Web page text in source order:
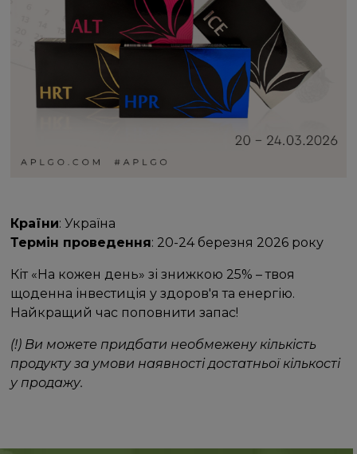
Країни: Україна
Термін проведення: 20-24 березня 2026 року
Кіт «На кожен день» зі знижкою 25% – твоя
щоденна інвестиція у здоров'я та енергію.
Найкращий час поповнити запас!
(!) Ви можете придбати необмежену кількість
продукту за умови наявності достатньої кількості
у продажу.